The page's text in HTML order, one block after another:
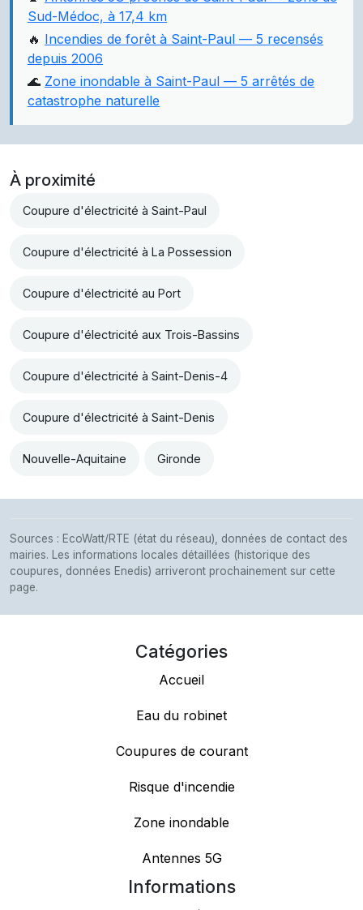
Sud-Médoc, à 17,4 km
🔥 Incendies de forêt à Saint-Paul — 5 recensés
depuis 2006
🌊 Zone inondable à Saint-Paul — 5 arrêtés de
catastrophe naturelle
À proximité
Coupure d'électricité à Saint-Paul
Coupure d'électricité à La Possession
Coupure d'électricité au Port
Coupure d'électricité aux Trois-Bassins
Coupure d'électricité à Saint-Denis-4
Coupure d'électricité à Saint-Denis
Nouvelle-Aquitaine Gironde
Sources : EcoWatt/RTE (état du réseau), données de contact des
mairies. Les informations locales détaillées (historique des
coupures, données Enedis) arriveront prochainement sur cette
page.
Catégories
Accueil
Eau du robinet
Coupures de courant
Risque d'incendie
Zone inondable
Antennes 5G
Informations